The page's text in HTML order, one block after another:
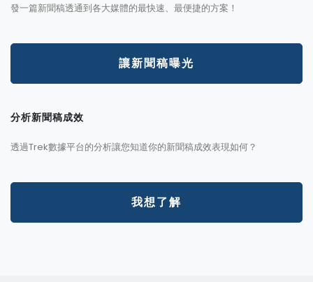
發一篇新聞稿透通到各大媒體的最快速、最便捷的方案！
讓新聞稿曝光
分析新聞稿成效
透過Trek數據平台的分析讓您知道你的新聞稿成效表現如何？
我想了解